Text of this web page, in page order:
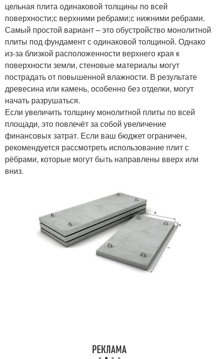
цельная плита одинаковой толщины по всей
поверхности;с верхними ребрами;с нижними ребрами.
Самый простой вариант – это обустройство монолитной
плиты под фундамент с одинаковой толщиной. Однако
из-за близкой расположенности верхнего края к
поверхности земли, стеновые материалы могут
пострадать от повышенной влажности. В результате
древесина или камень, особенно без отделки, могут
начать разрушаться.
Если увеличить толщину монолитной плиты по всей
площади, это повлечёт за собой увеличение
финансовых затрат. Если ваш бюджет ограничен,
рекомендуется рассмотреть использование плит с
рёбрами, которые могут быть направлены вверх или
вниз.